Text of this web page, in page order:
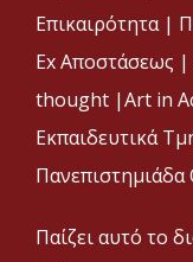
Επικαιρότητα |
Ex Αποστάσεως |
thought |Art in
Εκπαιδευτικά
Παίζει αυτό το